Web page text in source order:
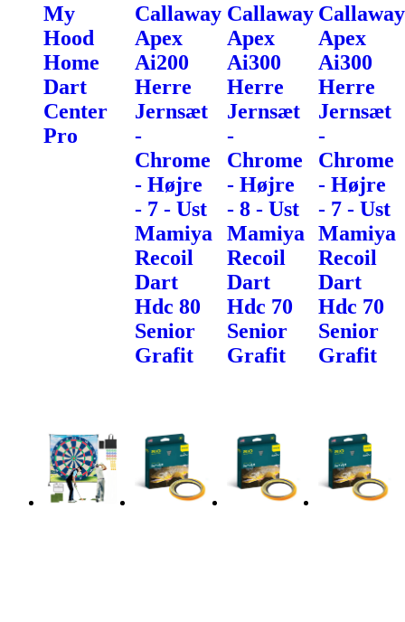
My
Hood
Home
Dart
Center
Pro
Callaway
Apex
Ai200
Herre
Jernsæt
-
Chrome
- Højre
- 7 - Ust
Mamiya
Recoil
Dart
Hdc 80
Senior
Grafit
Callaway
Apex
Ai300
Herre
Jernsæt
-
Chrome
- Højre
- 8 - Ust
Mamiya
Recoil
Dart
Hdc 70
Senior
Grafit
Callaway
Apex
Ai300
Herre
Jernsæt
-
Chrome
- Højre
- 7 - Ust
Mamiya
Recoil
Dart
Hdc 70
Senior
Grafit